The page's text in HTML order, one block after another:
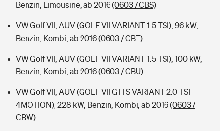
Benzin, Limousine, ab 2016(0603 / CBS)
VW Golf VII, AUV (GOLF VII VARIANT 1.5 TSI), 96 kW,
Benzin, Kombi, ab 2016(0603 / CBT)
VW Golf VII, AUV (GOLF VII VARIANT 1.5 TSI), 100 kW,
Benzin, Kombi, ab 2016(0603 / CBU)
VW Golf VII, AUV (GOLF VII GTI S VARIANT 2.0 TSI
4MOTION), 228 kW, Benzin, Kombi, ab 2016(0603 /
CBW)